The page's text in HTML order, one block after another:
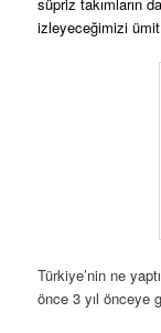
izleyeceğimizi
Türkiye’nin ne
önce 3 yıl önceye